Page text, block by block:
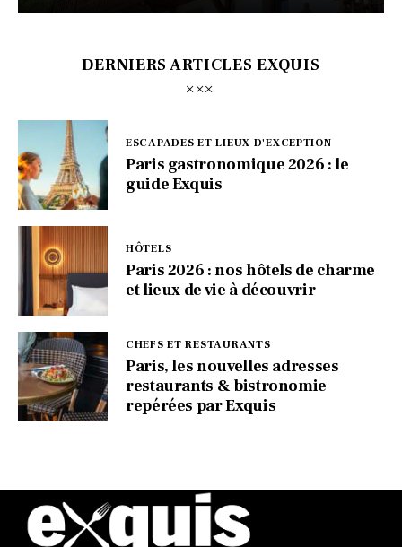
DERNIERS ARTICLES EXQUIS
ESCAPADES ET LIEUX D'EXCEPTION
Paris gastronomique 2026 : le
guide Exquis
HÔTELS
Paris 2026 : nos hôtels de charme
et lieux de vie à découvrir
CHEFS ET RESTAURANTS
Paris, les nouvelles adresses
restaurants & bistronomie
repérées par Exquis